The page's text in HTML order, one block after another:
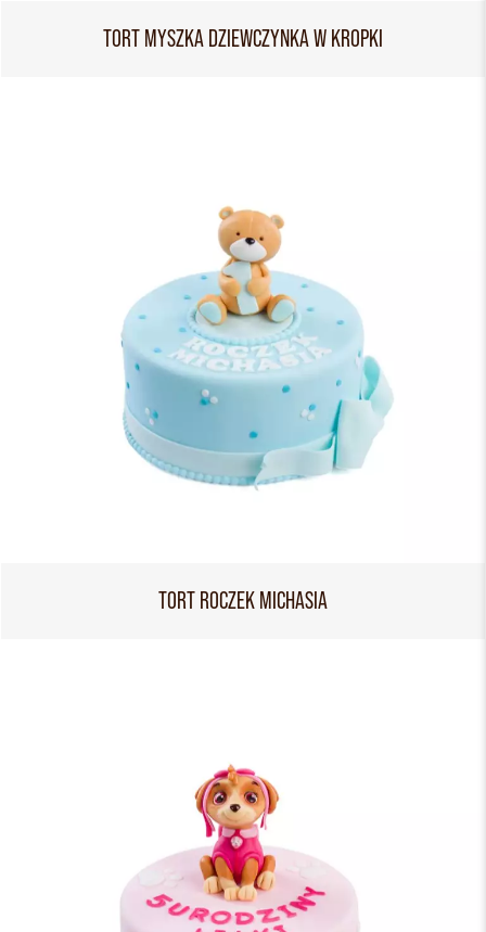
TORT MYSZKA DZIEWCZYNKA W KROPKI
TORT ROCZEK MICHASIA